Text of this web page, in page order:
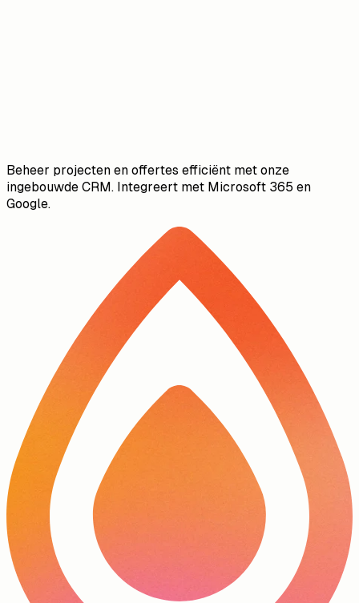
Beheer projecten en offertes efficiënt met onze
ingebouwde CRM. Integreert met Microsoft 365 en
Google.